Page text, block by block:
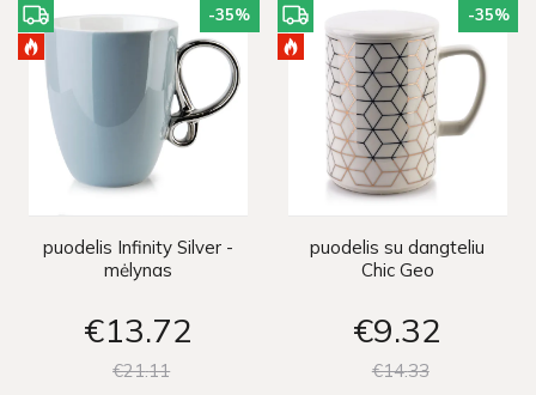
-35%
puodelis Infinity Silver -
mėlynas
€13 72
€2111
-35%
puodelis su dangteliu
Chic Geo
€9 32
€1433